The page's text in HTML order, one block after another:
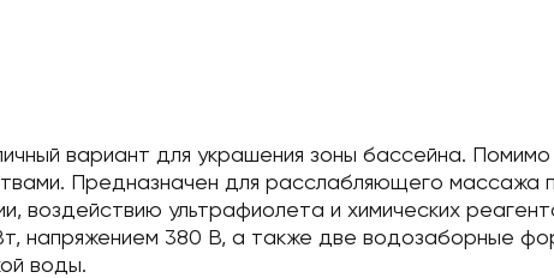
вариант для украшения зоны бассейна.
Предназначен для расслабляющего массажа
воздействию ультрафиолета и химических
напряжением 380 В, а также две водозаборные
воды.